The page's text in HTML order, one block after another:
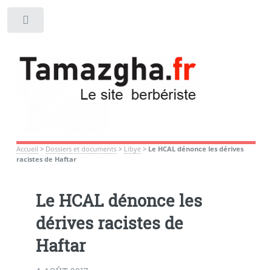
Accueil > Dossiers et documents> Libye> Le HCAL dénonce les dérives
racistes de Haftar
Le HCAL dénonce les
dérives racistes de
Haftar